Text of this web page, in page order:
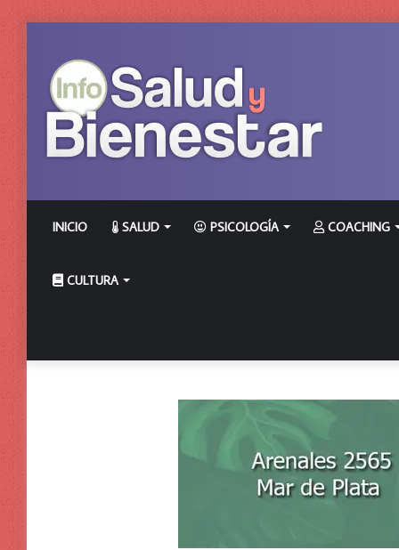
INICIO SALUD PSICOLOGÍA COACHING
CULTURA